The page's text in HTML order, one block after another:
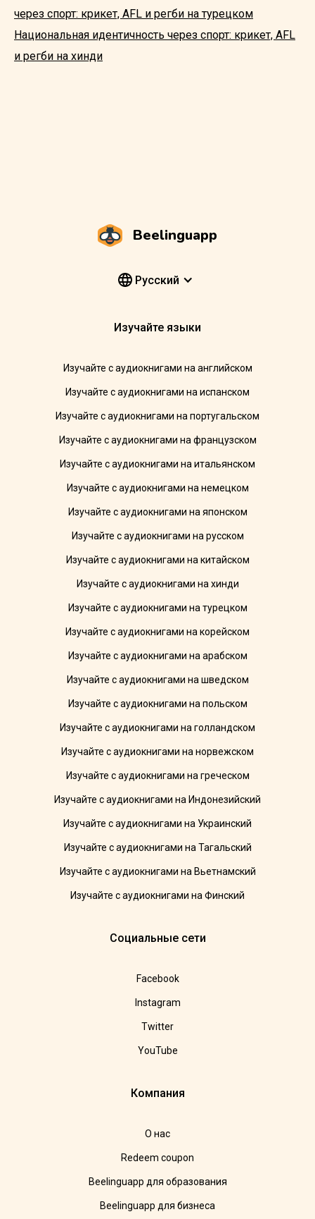
через спорт: крикет, AFL и регби на турецком
Национальная идентичность через спорт: крикет, AFL
и регби на хинди
Beelinguapp
Pусский
Изучайте языки
Изучайте с аудиокнигами на английском
Изучайте с аудиокнигами на испанском
Изучайте с аудиокнигами на португальском
Изучайте с аудиокнигами на французском
Изучайте с аудиокнигами на итальянском
Изучайте с аудиокнигами на немецком
Изучайте с аудиокнигами на японском
Изучайте с аудиокнигами на русском
Изучайте с аудиокнигами на китайском
Изучайте с аудиокнигами на хинди
Изучайте с аудиокнигами на турецком
Изучайте с аудиокнигами на корейском
Изучайте с аудиокнигами на арабском
Изучайте с аудиокнигами на шведском
Изучайте с аудиокнигами на польском
Изучайте с аудиокнигами на голландском
Изучайте с аудиокнигами на норвежском
Изучайте с аудиокнигами на греческом
Изучайте с аудиокнигами на Индонезийский
Изучайте с аудиокнигами на Украинский
Изучайте с аудиокнигами на Тагальский
Изучайте с аудиокнигами на Вьетнамский
Изучайте с аудиокнигами на Финский
Социальные сети
Facebook
Instagram
Twitter
YouTube
Компания
О нас
Redeem coupon
Beelinguapp для образования
Beelinguapp для бизнеса